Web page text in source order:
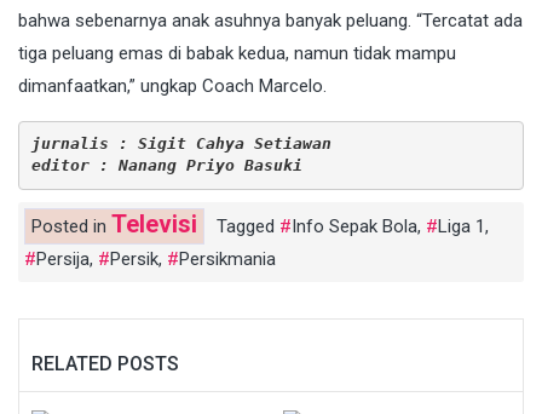
bahwa sebenarnya anak asuhnya banyak peluang. “Tercatat ada
tiga peluang emas di babak kedua, namun tidak mampu
dimanfaatkan,” ungkap Coach Marcelo.
jurnalis : Sigit Cahya Setiawan
editor : Nanang Priyo Basuki
Posted in Televisi Tagged Info Sepak Bola, Liga 1,
Persija, Persik, Persikmania
RELATED POSTS